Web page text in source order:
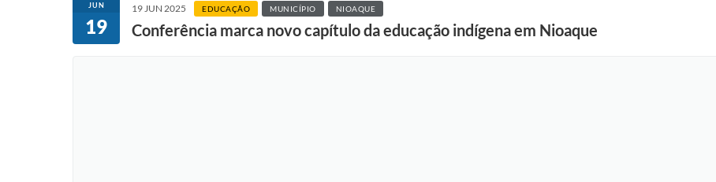
JUN
19
19 JUN 2025 EDUCAÇÃO MUNICÍPIO NIOAQUE
Conferência marca novo capítulo da educação indígena em Nioaque